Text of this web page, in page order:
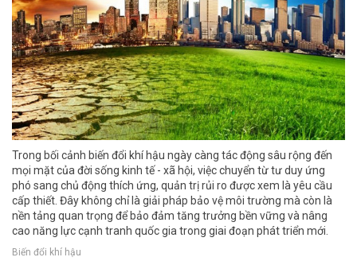
Trong bối cảnh biến đổi khí hậu ngày càng tác động sâu rộng đến
mọi mặt của đời sống kinh tế - xã hội, việc chuyển từ tư duy ứng
phó sang chủ động thích ứng, quản trị rủi ro được xem là yêu cầu
cấp thiết. Đây không chỉ là giải pháp bảo vệ môi trường mà còn là
nền tảng quan trọng để bảo đảm tăng trưởng bền vững và nâng
cao năng lực cạnh tranh quốc gia trong giai đoạn phát triển mới.
Biến đổi khí hậu